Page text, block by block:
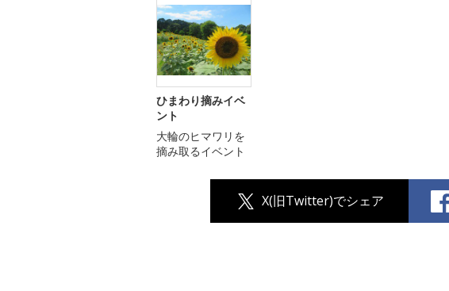
ひまわり摘みイベ
ント
大輪のヒマワリを
摘み取るイベント
X(旧Twitter)でシェア